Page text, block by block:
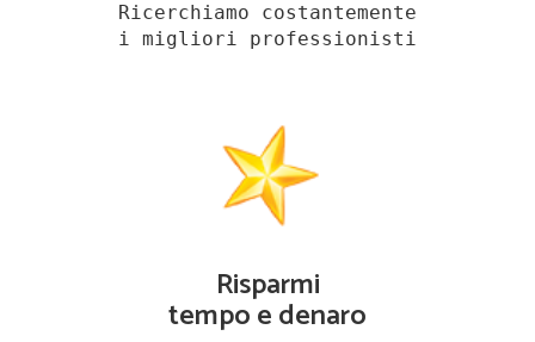
Ricerchiamo costantemente
i migliori professionisti
Risparmi
tempo e denaro